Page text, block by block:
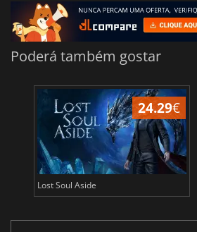
Poderá também gostar
24.29€
Lost Soul Aside